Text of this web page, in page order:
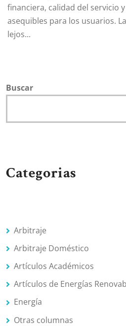
financiera, calidad del servicio
asequibles para los usuarios.
lejos...
Buscar
Categorias
Arbitraje
Arbitraje Doméstico
Artículos Académicos
Artículos de Energías
Energía
Otras columnas